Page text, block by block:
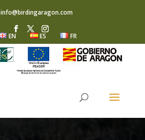
info@birdingaragon.com
EN ES FR